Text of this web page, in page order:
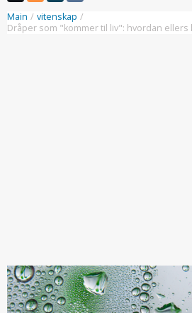
Main / vitenskap /
Dråper som "kommer til liv": hvordan ellers